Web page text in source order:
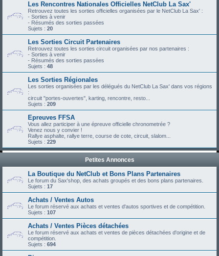
Les Rencontres Nationales Officielles NetClub La Sax'
Retrouvez toutes les sorties officielles organisées par le NetClub La Sax' :
- Sorties à venir
- Résumés des sorties passées
Sujets : 20
Les Sorties Circuit Partenaires
Retrouvez toutes les sorties circuit organisées par nos partenaires :
- Sorties à venir
- Résumés des sorties passées
Sujets : 48
Les Sorties Régionales
Les sorties organisées par les délégués du NetClub La Sax' dans vos régions
:
circuit "portes-ouvertes", karting, rencontre, resto...
Sujets : 209
Epreuves FFSA
Vous allez participer à une épreuve officielle chronometrée ?
Venez nous y convier !
Rallye asphalte, rallye terre, course de cote, circuit, slalom...
Sujets : 229
Petites Annonces
La Boutique du NetClub et Bons Plans Partenaires
Le forum du Sax'shop, des achats groupés et des bons plans partenaires.
Sujets : 17
Achats / Ventes Autos
Le forum réservé aux achats et ventes d'autos sportives et de compétition.
Sujets : 107
Achats / Ventes Pièces détachées
Le forum réservé aux achats et ventes de pièces détachées d'origine et de
compétition.
Sujets : 694